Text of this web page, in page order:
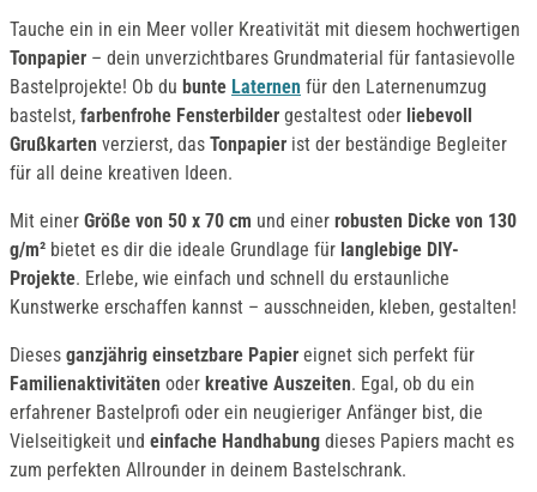
Tauche ein in ein Meer voller Kreativität mit diesem hochwertigen
Tonpapier – dein unverzichtbares Grundmaterial für fantasievolle
Bastelprojekte! Ob du bunte Laternen für den Laternenumzug
bastelst, farbenfrohe Fensterbilder gestaltest oder liebevoll
Grußkarten verzierst, das Tonpapier ist der beständige Begleiter
für all deine kreativen Ideen.
Mit einer Größe von 50 x 70 cm und einer robusten Dicke von 130
g/m² bietet es dir die ideale Grundlage für langlebige DIY-
Projekte. Erlebe, wie einfach und schnell du erstaunliche
Kunstwerke erschaffen kannst – ausschneiden, kleben, gestalten!
Dieses ganzjährig einsetzbare Papier eignet sich perfekt für
Familienaktivitäten oder kreative Auszeiten. Egal, ob du ein
erfahrener Bastelprofi oder ein neugieriger Anfänger bist, die
Vielseitigkeit und einfache Handhabung dieses Papiers macht es
zum perfekten Allrounder in deinem Bastelschrank.